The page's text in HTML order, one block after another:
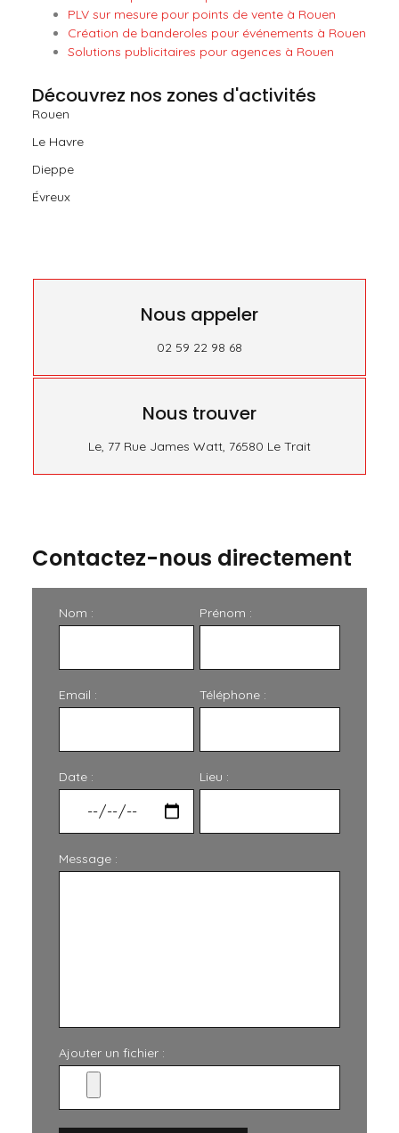
PLV sur mesure pour points de vente à Rouen
Création de banderoles pour événements à Rouen
Solutions publicitaires pour agences à Rouen
Découvrez nos zones d'activités
Rouen
Le Havre
Dieppe
Évreux
Nous appeler
02 59 22 98 68
Nous trouver
Le, 77 Rue James Watt, 76580 Le Trait
Contactez-nous directement
Nom : Prénom :
Email : Téléphone :
Date : Lieu :
Message :
Ajouter un fichier :